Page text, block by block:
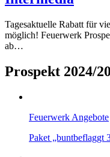
Tagesaktuelle Rabatt für
möglich! Feuerwerk
ab…
Prospekt 2024/
Feuerwerk Angebote
Paket „buntbeflaggt